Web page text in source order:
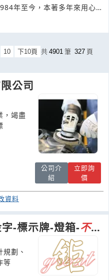
年至今，本著多年來用心經
10 下10頁 共 4901 筆 327 頁
公司
，竭盡
公司介
紹
立即詢
價
資料
-標示牌-燈箱-不鏽
劃、
等